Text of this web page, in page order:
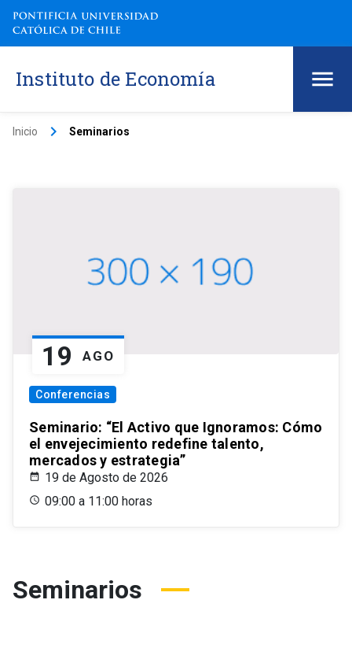
Instituto de Economía
Inicio keyboard_arrow_right Seminarios
19 AGO
Conferencias
Seminario: “El Activo que Ignoramos: Cómo
el envejecimiento redefine talento,
mercados y estrategia”
19 de Agosto de 2026
09:00 a 11:00 horas
Seminarios